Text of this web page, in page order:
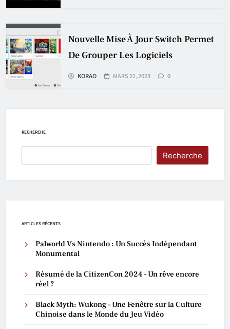
Nouvelle Mise À Jour Switch Permet
De Grouper Les Logiciels
KORAO MARS 22, 2023 0
RECHERCHE
Recherche
ARTICLES RÉCENTS
Palworld Vs Nintendo : Un Succès Indépendant
Monumental
Résumé de la CitizenCon 2024 – Un rêve encore
réel ?
Black Myth: Wukong – Une Fenêtre sur la Culture
Chinoise dans le Monde du Jeu Vidéo